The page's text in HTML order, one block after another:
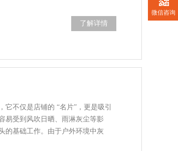
了解详情
不仅是店铺的 “名片”，更是吸引
易受到风吹日晒、雨淋灰尘等影
的基础工作。由于户外环境中灰
微信咨询